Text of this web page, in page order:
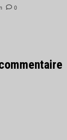
0